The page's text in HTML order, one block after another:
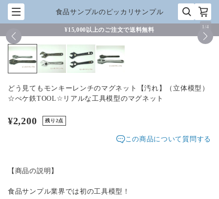
食品サンプルのピッカリサンプル
¥15,000以上のご注文で送料無料 1 /4
どう見てもモンキーレンチのマグネット【汚れ】（立体模型）
☆ぺケ鉄TOOL☆リアルな工具模型のマグネット
¥2,200 残り2点
この商品について質問する
【商品の説明】
食品サンプル業界では初の工具模型！